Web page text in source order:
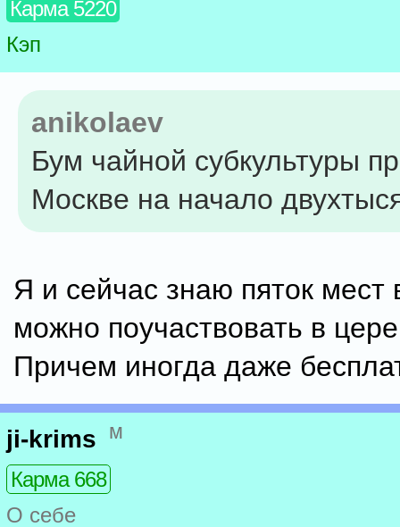
Карма 5220
Кэп
anikolaev
Бум чайной субкультуры
Москве на начало
Я и сейчас знаю пяток мест
можно поучаствовать в
Причем иногда даже
ji-krims м
Карма 668
О себе